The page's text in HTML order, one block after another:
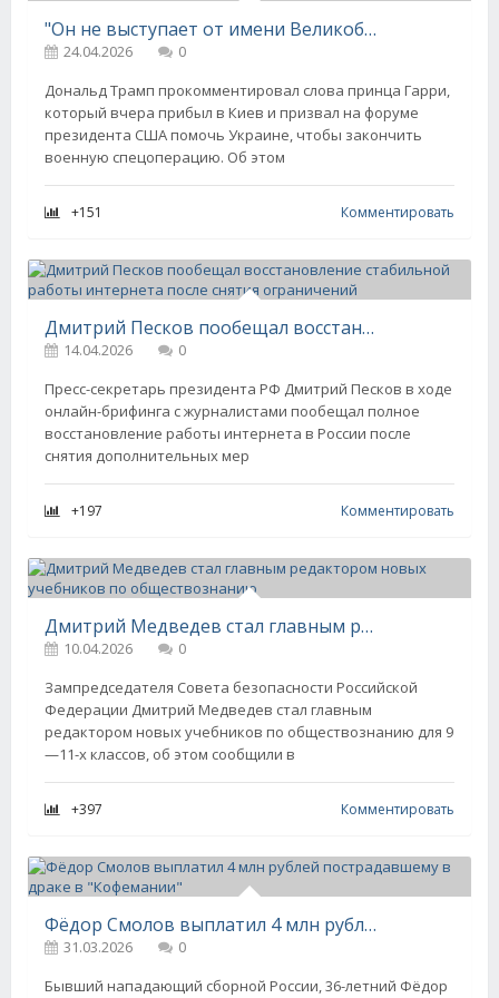
"Он не выступает от имени Великобритании". Дональд Трамп ответил принцу Гарри после его слов об Украине
24.04.2026
0
Дональд Трамп прокомментировал слова принца Гарри,
который вчера прибыл в Киев и призвал на форуме
президента США помочь Украине, чтобы закончить
военную спецоперацию. Об этом
+151 Комментировать
Дмитрий Песков пообещал восстановление стабильной работы интернета после снятия ограничений
14.04.2026
0
Пресс-секретарь президента РФ Дмитрий Песков в ходе
онлайн-брифинга с журналистами пообещал полное
восстановление работы интернета в России после
снятия дополнительных мер
+197 Комментировать
Дмитрий Медведев стал главным редактором новых учебников по обществознанию
10.04.2026
0
Зампредседателя Совета безопасности Российской
Федерации Дмитрий Медведев стал главным
редактором новых учебников по обществознанию для 9
—11-х классов, об этом сообщили в
+397 Комментировать
Фёдор Смолов выплатил 4 млн рублей пострадавшему в драке в "Кофемании"
31.03.2026
0
Бывший нападающий сборной России, 36-летний Фёдор